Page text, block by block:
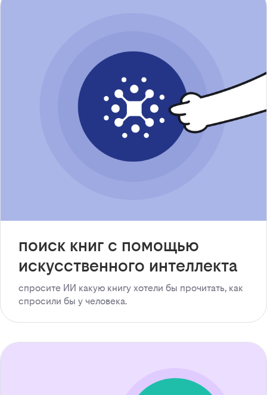
поиск книг с помощью
искусственного интеллекта
спросите ИИ какую книгу хотели бы прочитать, как
спросили бы у человека.